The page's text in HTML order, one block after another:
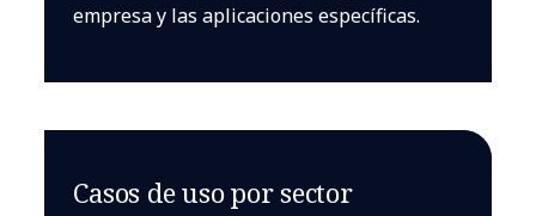
empresa y las aplicaciones específicas.
Casos de uso por sector